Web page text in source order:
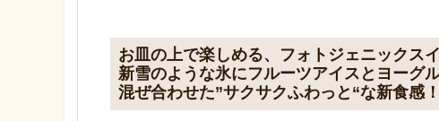
お皿の上で楽しめる、フォトジェニックス
新雪のような氷にフルーツアイスとヨーグ
混ぜ合わせた”サクサクふわっと“な新食感！